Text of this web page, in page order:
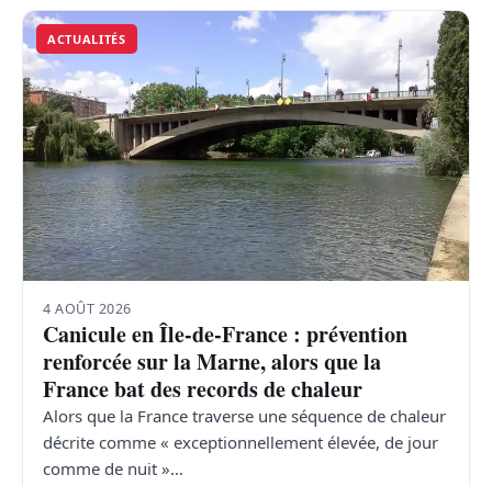
ACTUALITÉS
4 AOÛT 2026
Canicule en Île-de-France : prévention
renforcée sur la Marne, alors que la
France bat des records de chaleur
Alors que la France traverse une séquence de chaleur
décrite comme « exceptionnellement élevée, de jour
comme de nuit »…